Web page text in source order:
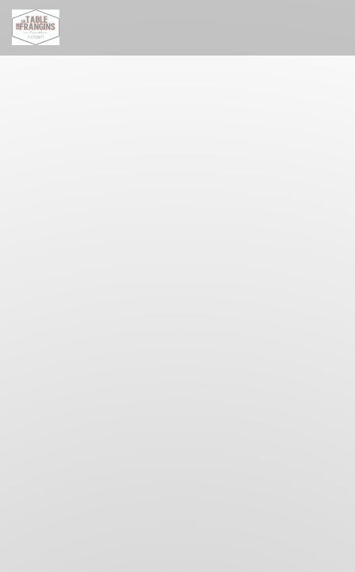
Personnalisation de vos choix en matière de cookies